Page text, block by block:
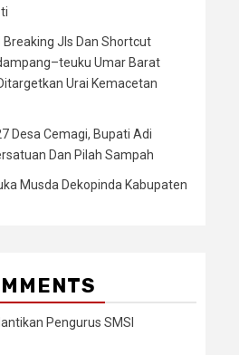
Breaking Jls Dan Shortcut
Umar Barat
Urai Kemacetan
Desa Cemagi, Bupati Adi
Dan Pilah Sampah
Musda Dekopinda Kabupaten
Pengurus SMSI